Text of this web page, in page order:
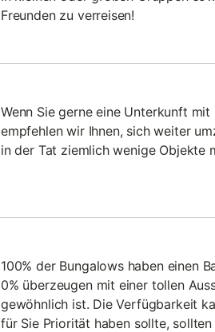
Freunden zu verreisen!
Wenn Sie gerne eine Unterkunft mit
empfehlen wir Ihnen, sich weiter
in der Tat ziemlich wenige Objekte
100% der Bungalows haben einen
0% überzeugen mit einer tollen
gewöhnlich ist. Die Verfügbarkeit
für Sie Priorität haben sollte,